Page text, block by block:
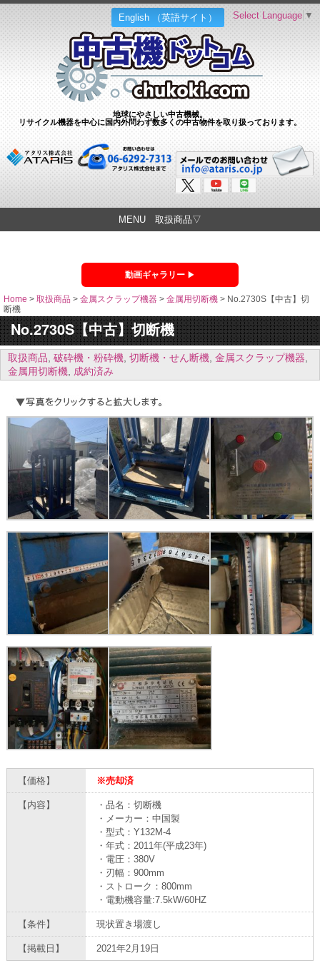
English （英語サイト）
地球にやさしい中古機械。
リサイクル機器を中心に国内外問わず数多くの中古物件を取り扱っております。
Select Language ▼
MENU 取扱商品▽
動画ギャラリー
Home > 取扱商品 > 金属スクラップ機器 > 金属用切断機 > No.2730S【中古】切
断機
No.2730S【中古】切断機
取扱商品, 破砕機・粉砕機, 切断機・せん断機, 金属スクラップ機器,
金属用切断機, 成約済み
【価格】 ※売却済
【内容】
・品名：切断機
・メーカー：中国製
・型式：Y132M-4
・年式：2011年(平成23年)
・電圧：380V
・刃幅：900mm
・ストローク：800mm
・電動機容量:7.5kW/60HZ
【条件】 現状置き場渡し
【掲載日】 2021年2月19日